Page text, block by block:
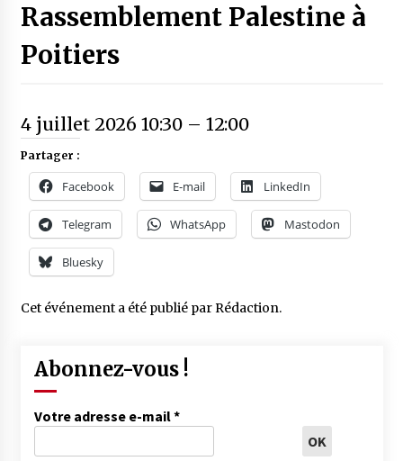
Rassemblement Palestine à
Poitiers
4 juillet 2026 10:30– 12:00
Partager :
Facebook E-mail LinkedIn
Telegram WhatsApp Mastodon
Bluesky
Cet événement a été publié parRédaction.
Abonnez-vous !
Votre adresse e-mail*